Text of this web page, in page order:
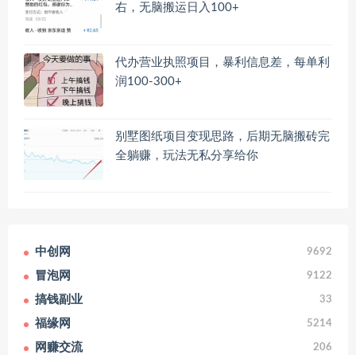
右，无脑搬运日入100+
代办营业执照项目，暴利信息差，每单利
润100-300+
别墅图纸项目变现思路，后期无脑搬砖完
全躺赚，玩法无私分享给你
中创网 9692
冒泡网 9122
搞钱副业 33
福缘网 5214
网赚交流 206